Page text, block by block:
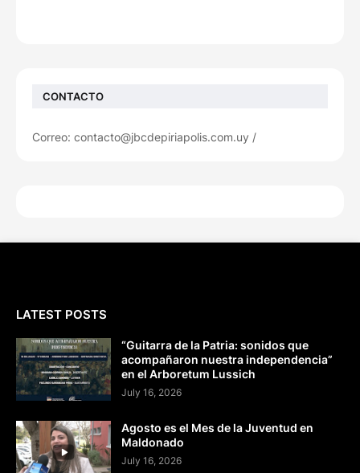
CONTACTO
Correo: contacto@jbcdepiriapolis.com.uy /
LATEST POSTS
“Guitarra de la Patria: sonidos que
acompañaron nuestra independencia”
en el Arboretum Lussich
July 16, 2026
Agosto es el Mes de la Juventud en
Maldonado
July 16, 2026